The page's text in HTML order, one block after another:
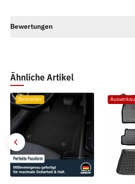
Bewertungen
Ähnliche Artikel
Bestseller